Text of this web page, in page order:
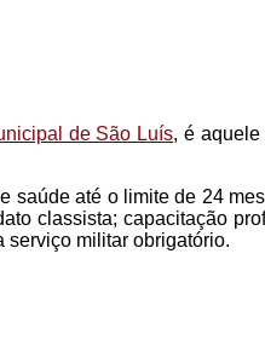
de São Luís, é
até o limite de 24
classista; capacitação
serviço militar obrigatório.